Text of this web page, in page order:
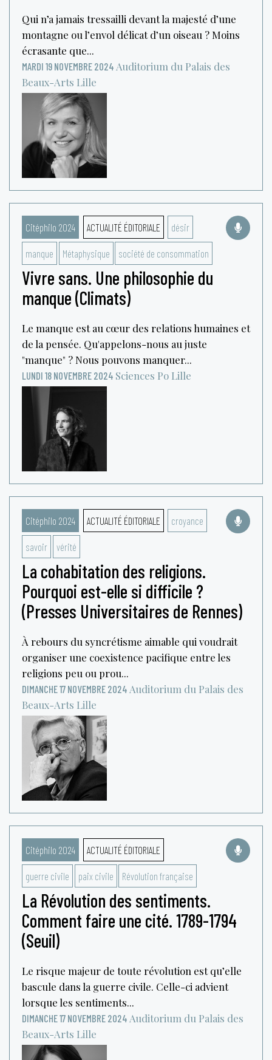
Qui n’a jamais tressailli devant la majesté d’une
montagne ou l’envol délicat d’un oiseau ? Moins
écrasante que...
MARDI 19 NOVEMBRE 2024 Auditorium du Palais des
Beaux-Arts Lille
Citéphilo 2024 ACTUALITÉ ÉDITORIALE désir
manque Métaphysique société de consommation
Vivre sans. Une philosophie du
manque (Climats)
Le manque est au cœur des relations humaines et
de la pensée. Qu'appelons-nous au juste
"manque" ? Nous pouvons manquer...
LUNDI 18 NOVEMBRE 2024 Sciences Po Lille
Citéphilo 2024 ACTUALITÉ ÉDITORIALE croyance
savoir vérité
La cohabitation des religions.
Pourquoi est-elle si difficile ?
(Presses Universitaires de Rennes)
À rebours du syncrétisme aimable qui voudrait
organiser une coexistence pacifique entre les
religions peu ou prou...
DIMANCHE 17 NOVEMBRE 2024 Auditorium du Palais des
Beaux-Arts Lille
Citéphilo 2024 ACTUALITÉ ÉDITORIALE
guerre civile paix civile Révolution française
La Révolution des sentiments.
Comment faire une cité. 1789-1794
(Seuil)
Le risque majeur de toute révolution est qu’elle
bascule dans la guerre civile. Celle-ci advient
lorsque les sentiments...
DIMANCHE 17 NOVEMBRE 2024 Auditorium du Palais des
Beaux-Arts Lille